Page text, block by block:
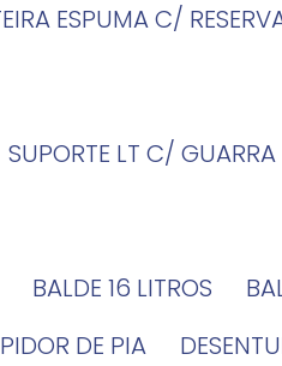
ESPUMA C/
SUPORTE LT C/ GUARRA
BALDE 16 LITROS
DE PIA